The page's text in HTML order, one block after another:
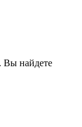
Вы найдете